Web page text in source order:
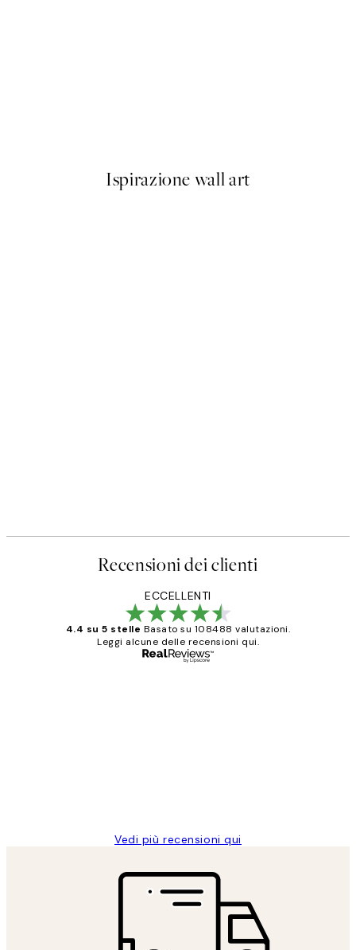
Ispirazione wall art
Recensioni dei clienti
ECCELLENTI
4.4 su 5 stelle Basato su 108488 valutazioni.
Leggi alcune delle recensioni qui.
Vedi più recensioni qui